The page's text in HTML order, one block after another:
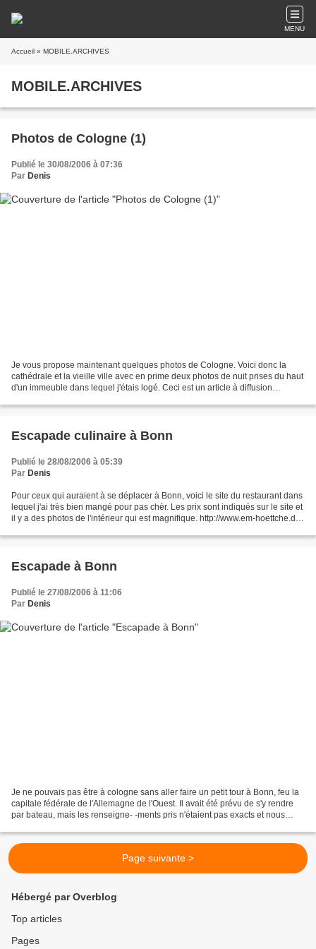
MENU
Accueil » MOBILE.ARCHIVES
MOBILE.ARCHIVES
Photos de Cologne (1)
Publié le 30/08/2006 à 07:36
Par Denis
Je vous propose maintenant quelques photos de Cologne. Voici donc la
cathédrale et la vieille ville avec en prime deux photos de nuit prises du haut
d'un immeuble dans lequel j'étais logé. Ceci est un article à diffusion
Escapade culinaire à Bonn
Publié le 28/08/2006 à 05:39
Par Denis
Pour ceux qui auraient à se déplacer à Bonn, voici le site du restaurant dans
lequel j'ai très bien mangé pour pas chèr. Les prix sont indiqués sur le site et
il y a des photos de l'intérieur qui est magnifique. http://www.em-hoettche.de
Escapade à Bonn
Publié le 27/08/2006 à 11:06
Par Denis
Je ne pouvais pas être à cologne sans aller faire un petit tour à Bonn, feu la
capitale fédérale de l'Allemagne de l'Ouest. Il avait été prévu de s'y rendre
par bateau, mais les renseigne- -ments pris n'étaient pas exacts et nous
Page suivante >
Hébergé par Overblog
Top articles
Pages